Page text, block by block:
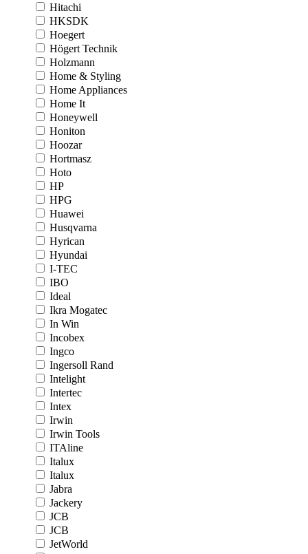
Hitachi
HKSDK
Hoegert
Högert Technik
Holzmann
Home & Styling
Home Appliances
Home It
Honeywell
Honiton
Hoozar
Hortmasz
Hoto
HP
HPG
Huawei
Husqvarna
Hyrican
Hyundai
I-TEC
IBO
Ideal
Ikra Mogatec
In Win
Incobex
Ingco
Ingersoll Rand
Intelight
Intertec
Intex
Irwin
Irwin Tools
ITAline
Italux
Italux
Jabra
Jackery
JCB
JCB
JetWorld